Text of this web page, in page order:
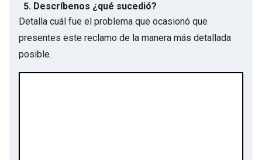
5. Descríbenos ¿qué sucedió?
Detalla cuál fue el problema que ocasionó que
presentes este reclamo de la manera más detallada
posible.